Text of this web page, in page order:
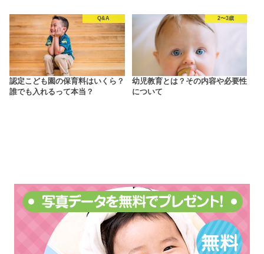
Q&A
認定こども園の保育料はいくら？
誰でも入れるって本当？
2〜3歳
幼児教育とは？その内容や必要性
について